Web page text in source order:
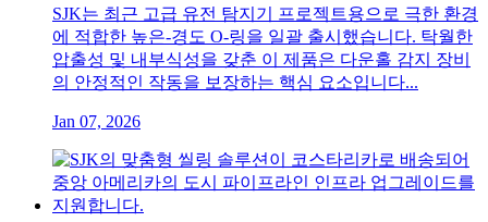
SJK는 최근 고급 유전 탐지기 프로젝트용으로 극한 환경
에 적합한 높은-경도 O-링을 일괄 출시했습니다. 탁월한
압출성 및 내부식성을 갖춘 이 제품은 다운홀 감지 장비
의 안정적인 작동을 보장하는 핵심 요소입니다...
Jan 07, 2026